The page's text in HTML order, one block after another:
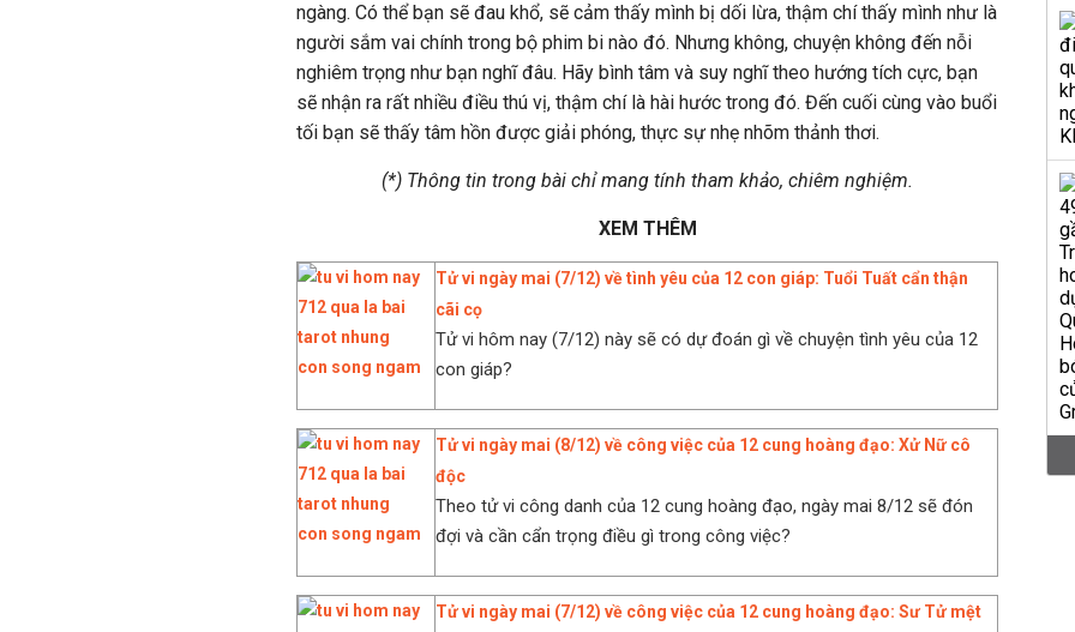
ngàng. Có thể bạn sẽ đau khổ, sẽ cảm thấy mình bị dối lừa, thậm chí thấy mình như là
người sắm vai chính trong bộ phim bi nào đó. Nhưng không, chuyện không đến nỗi
nghiêm trọng như bạn nghĩ đâu. Hãy bình tâm và suy nghĩ theo hướng tích cực, bạn
sẽ nhận ra rất nhiều điều thú vị, thậm chí là hài hước trong đó. Đến cuối cùng vào buổi
tối bạn sẽ thấy tâm hồn được giải phóng, thực sự nhẹ nhõm thảnh thơi.
(*) Thông tin trong bài chỉ mang tính tham khảo, chiêm nghiệm.
XEM THÊM
Tử vi ngày mai (7/12) về tình yêu của 12 con giáp: Tuổi Tuất cẩn thận
cãi cọ
Tử vi hôm nay (7/12) này sẽ có dự đoán gì về chuyện tình yêu của 12
con giáp?
Tử vi ngày mai (8/12) về công việc của 12 cung hoàng đạo: Xử Nữ cô
độc
Theo tử vi công danh của 12 cung hoàng đạo, ngày mai 8/12 sẽ đón
đợi và cần cẩn trọng điều gì trong công việc?
Tử vi ngày mai (7/12) về công việc của 12 cung hoàng đạo: Sư Tử mệt